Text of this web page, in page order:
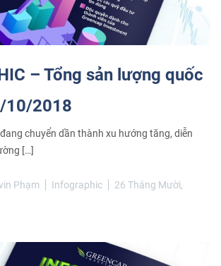
– Tổng sản lượng quốc
10/2018
chuyển dần thành xu hướng tăng, diễn
[…]
Phạm Infographic
26 Tháng Mười,